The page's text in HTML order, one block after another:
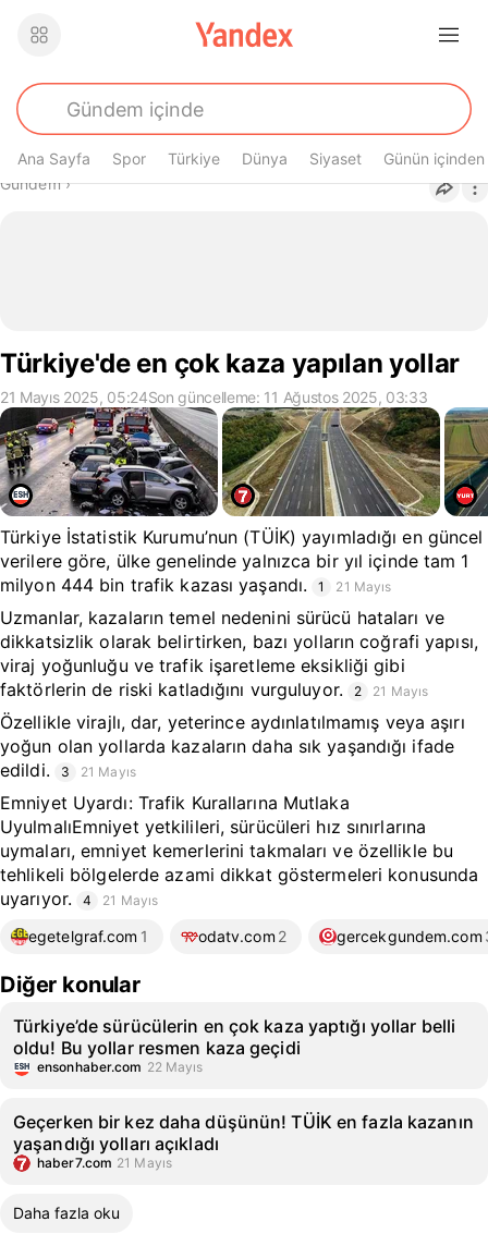
Ana Sayfa Spor Türkiye Dünya Siyaset Günün içinden
Buradasın
Gündem›
Türkiye'de en çok kaza yapılan yollar
21 Mayıs 2025, 05:24Son güncelleme: 11 Ağustos 2025, 03:33
Türkiye İstatistik Kurumu’nun (TÜİK) yayımladığı en güncel
verilere göre, ülke genelinde yalnızca bir yıl içinde tam 1
milyon 444 bin trafik kazası yaşandı.
1 21 Mayıs
Uzmanlar, kazaların temel nedenini sürücü hataları ve
dikkatsizlik olarak belirtirken, bazı yolların coğrafi yapısı,
viraj yoğunluğu ve trafik işaretleme eksikliği gibi
faktörlerin de riski katladığını vurguluyor.
2 21 Mayıs
Özellikle virajlı, dar, yeterince aydınlatılmamış veya aşırı
yoğun olan yollarda kazaların daha sık yaşandığı ifade
edildi.
3 21 Mayıs
Emniyet Uyardı: Trafik Kurallarına Mutlaka
UyulmalıEmniyet yetkilileri, sürücüleri hız sınırlarına
uymaları, emniyet kemerlerini takmaları ve özellikle bu
tehlikeli bölgelerde azami dikkat göstermeleri konusunda
uyarıyor.
4 21 Mayıs
egetelgraf.com 1 odatv.com 2 gercekgundem.com
Diğer konular
Türkiye’de sürücülerin en çok kaza yaptığı yollar belli
oldu! Bu yollar resmen kaza geçidi
ensonhaber.com 22 Mayıs
Geçerken bir kez daha düşünün! TÜİK en fazla kazanın
yaşandığı yolları açıkladı
haber7.com 21 Mayıs
Daha fazla oku